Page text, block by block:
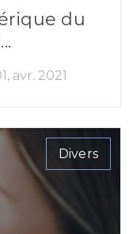
du
avr. 2021
Divers